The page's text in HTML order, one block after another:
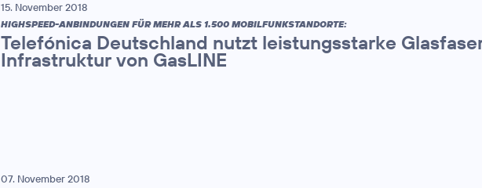
15. November 2018
HIGHSPEED-ANBINDUNGEN FÜR MEHR ALS 1.500 MOBILFUNKSTANDORTE:
Telefónica Deutschland nutzt leistungsstarke
Infrastruktur von GasLINE
07. November 2018